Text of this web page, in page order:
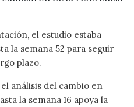
el estudio estaba
la semana 52 para seguir
plazo.
análisis del cambio en
la semana 16 apoya la